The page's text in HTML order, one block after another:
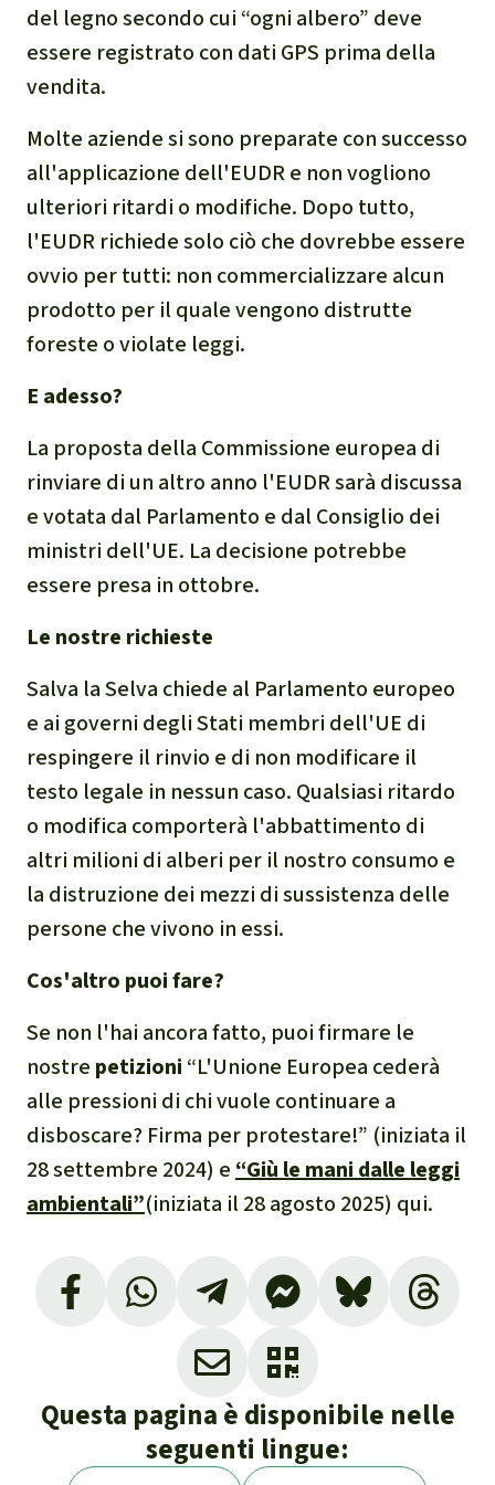
del legno secondo cui “ogni albero” deve
essere registrato con dati GPS prima della
vendita.
Molte aziende si sono preparate con successo
all'applicazione dell'EUDR e non vogliono
ulteriori ritardi o modifiche. Dopo tutto,
l'EUDR richiede solo ciò che dovrebbe essere
ovvio per tutti: non commercializzare alcun
prodotto per il quale vengono distrutte
foreste o violate leggi.
E adesso?
La proposta della Commissione europea di
rinviare di un altro anno l'EUDR sarà discussa
e votata dal Parlamento e dal Consiglio dei
ministri dell'UE. La decisione potrebbe
essere presa in ottobre.
Le nostre richieste
Salva la Selva chiede al Parlamento europeo
e ai governi degli Stati membri dell'UE di
respingere il rinvio e di non modificare il
testo legale in nessun caso. Qualsiasi ritardo
o modifica comporterà l'abbattimento di
altri milioni di alberi per il nostro consumo e
la distruzione dei mezzi di sussistenza delle
persone che vivono in essi.
Cos'altro puoi fare?
Se non l'hai ancora fatto, puoi firmare le
nostre petizioni “L'Unione Europea cederà
alle pressioni di chi vuole continuare a
disboscare? Firma per protestare!” (iniziata il
28 settembre 2024) e “Giù le mani dalle leggi
ambientali”(iniziata il 28 agosto 2025) qui.
Bruxelles propone un nuovo rinvio delle
norme UE contro la deforestazione, vedi:
https://euractiv.es/news/eu-set-to-propose-
new-delay-to-anti-deforestation-rules/
Ministero federale dell'Agricoltura,
dell'Alimentazione e degli Affari interni
Questa pagina è disponibile nelle
seguenti lingue: